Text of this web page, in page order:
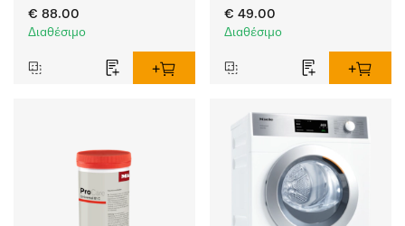
αλκαλικό, 10 l για πλύση
λευκών και χρωματιστών
€ 88.00
Διαθέσιμο
όξινο, 5 l για απόλυτη
προστασία των
αξιόπιστη
ουδετεροποίηση.
€ 49.00
Διαθέσιμο